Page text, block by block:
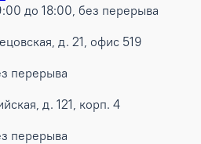
до 18:00, без перерыва
д. 21, офис 519
перерыва
д. 121, корп. 4
перерыва